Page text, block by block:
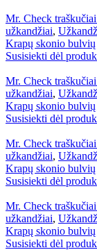
Mr. Check
užkandžiai,
Krapų skonio
Susisiekti dėl
Mr. Check
užkandžiai,
Krapų skonio
Susisiekti dėl
Mr. Check
užkandžiai,
Krapų skonio
Susisiekti dėl
Mr. Check
užkandžiai,
Krapų skonio
Susisiekti dėl